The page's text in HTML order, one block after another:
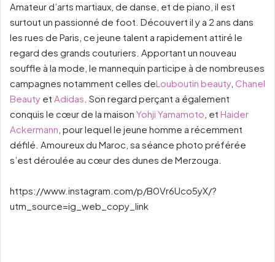
Amateur d’arts martiaux, de danse, et de piano, il est
surtout un passionné de foot. Découvert il y a 2 ans dans
les rues de Paris, ce jeune talent a rapidement attiré le
regard des grands couturiers. Apportant un nouveau
souffle à la mode, le mannequin participe à de nombreuses
campagnes notamment celles deLouboutin beauty, Chanel
Beauty et Adidas . Son regard perçant a également
conquis le cœur de la maison Yohji Yamamoto , et Haider
Ackermann , pour lequel le jeune homme a récemment
défilé. Amoureux du Maroc, sa séance photo préférée
s’est déroulée au cœur des dunes de Merzouga.
https://www.instagram.com/p/B0Vr6Uco5yX/?
utm_source=ig_web_copy_link